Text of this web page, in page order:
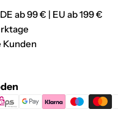
ab 99 € | EU ab 199 €